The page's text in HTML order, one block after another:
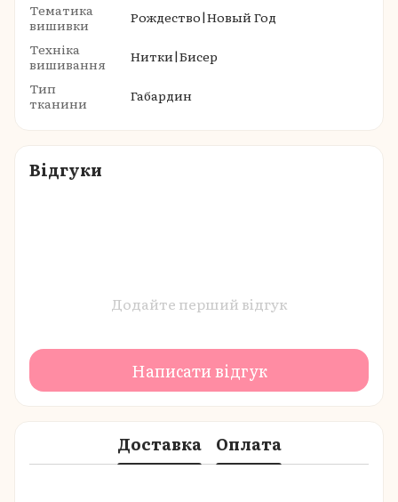
Тематика
вишивки
Рождество|Новый Год
Техніка
вишивання
Нитки|Бисер
Тип
тканини
Габардин
Відгуки
Додайте перший відгук
Написати відгук
Доставка Оплата